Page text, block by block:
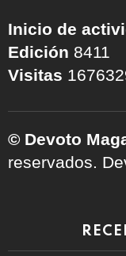
Inicio de
Edición 8411
Visitas
© Devoto
reservados.